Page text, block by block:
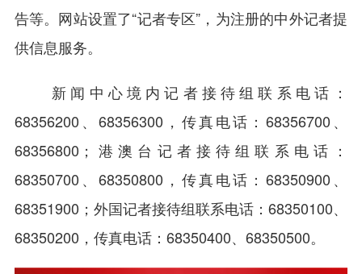
告等。网站设置了“记者专区”，为注册的中外记者提
供信息服务。
新闻中心境内记者接待组联系电话：
68356200、68356300，传真电话：68356700、
68356800；港澳台记者接待组联系电话：
68350700、68350800，传真电话：68350900、
68351900；外国记者接待组联系电话：68350100、
68350200，传真电话：68350400、68350500。